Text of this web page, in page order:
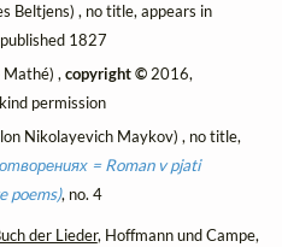
Beltjens) , no title, appears in
1827
Mathé) ,copyright © 2016,
permission
Nikolayevich Maykov) , no title,
= Roman v pjati
poems), no. 4
der Lieder, Hoffmann und Campe,